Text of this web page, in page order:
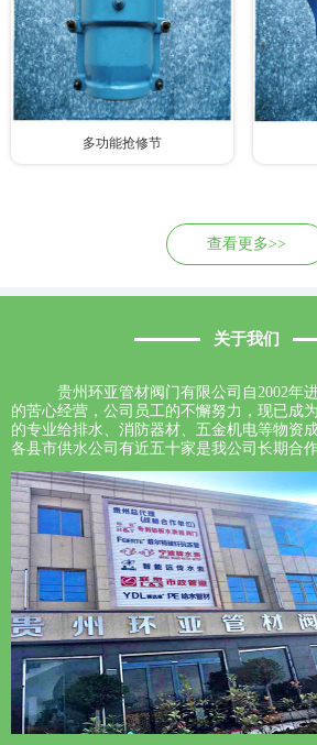
多功能抢修节
查看更多>>
关于我们
贵州环亚管材阀门有限公司自2002年
的苦心经营，公司员工的不懈努力，现已成
的专业给排水、消防器材、五金机电等物资
各县市供水公司有近五十家是我公司长期合